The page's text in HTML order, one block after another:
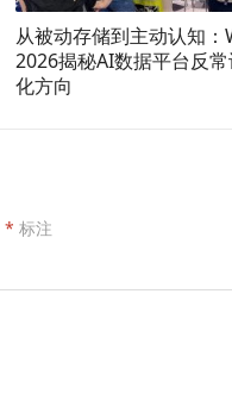
从被动存储到主动认知：
2026揭秘AI数据平台反
化方向
* 标注